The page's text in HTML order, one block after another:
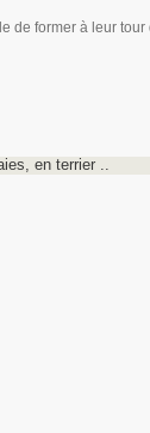
de former à leur
en terrier ..